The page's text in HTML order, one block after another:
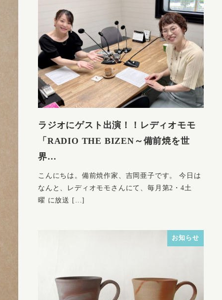
ラジオにゲスト出演！！レディオモモ
「RADIO THE BIZEN～備前焼を世
界…
こんにちは。備前焼作家、吉岡亜子です。 今日は
なんと、レディオモモさんにて、毎月第2・4土
曜 に放送 […]
お知らせ